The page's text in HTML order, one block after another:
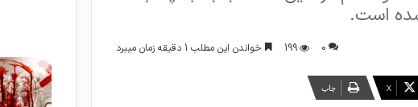
است.
0
199 خواندن این مطلب 1 دقیقه زمان میبرد
X چاپ